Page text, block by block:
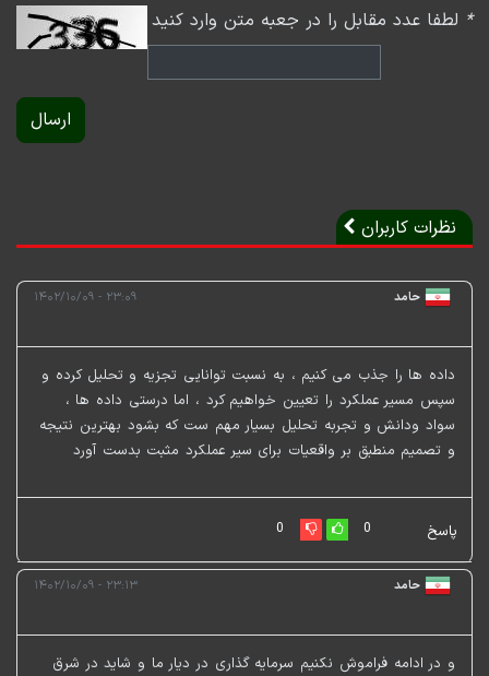
* لطفا عدد مقابل را در جعبه متن وارد کنید
ارسال
نظرات کاربران
حامد ۲۳:۰۹ - ۱۴۰۲/۱۰/۰۹
داده ها را جذب می کنیم ، به نسبت توانایی تجزیه و تحلیل کرده و
سپس مسیر عملکرد را تعیین خواهیم کرد ، اما درستی داده ها ،
سواد و‌دانش و تجربه تحلیل بسیار مهم ست که بشود بهترین نتیجه
و تصمیم منطبق بر واقعیات برای سیر عملکرد مثبت بدست آورد
پاسخ 0
0
حامد ۲۳:۱۳ - ۱۴۰۲/۱۰/۰۹
و در ادامه فراموش نکنیم‌ سرمایه گذاری در دیار ما و شاید در شرق